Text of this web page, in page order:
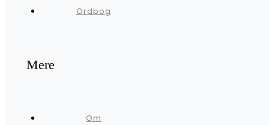
Ordbog
Mere
Om